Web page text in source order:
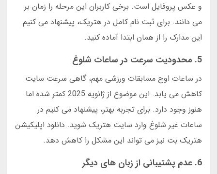
و عکس پروفایل است. برخی کاربران این مرحله را زمان بر
می دانند. برای ثبت نام کامل در هتریک، پیشنهاد می کنیم
این مدارک را از همان ابتدا آماده کنید.
5. محدودیت سرعت در ساعات شلوغ
در ساعات اوج مسابقات ورزشی مهم، گاهی سرعت سایت
کاهش می یابد. این موضوع از ژانویه 2025 کمتر شده اما
هنوز وجود دارد. برای تجربه بهتر، پیشنهاد می کنیم در
ساعات غیر شلوغ وارد سایت هتریک شوید. دانلود اپلیکیشن
هتریک بت نیز می تواند این مشکل را کاهش دهد.
6. عدم پشتیبانی از زبان های دیگر